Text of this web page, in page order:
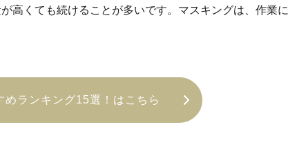
高くても続けることが多いです。マスキングは、作業に
めランキング15選！はこちら